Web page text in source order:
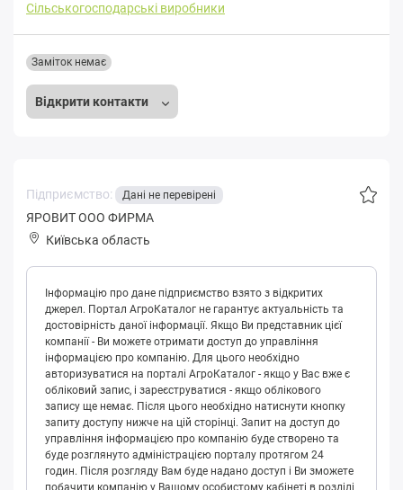
Сільськогосподарські виробники
Відкрити контакти
Заміток немає
Підприємство: Дані не перевірені
ЯРОВИТ ООО ФИРМА
Київська область
Інформацію про дане підприємство взято з відкритих
джерел. Портал АгроКаталог не гарантує актуальність та
достовірність даної інформації. Якщо Ви представник цієї
компанії - Ви можете отримати доступ до управління
інформацією про компанію. Для цього необхідно
авторизуватися на порталі АгроКаталог - якщо у Вас вже є
обліковий запис, і зареєструватися - якщо облікового
запису ще немає. Після цього необхідно натиснути кнопку
запиту доступу нижче на цій сторінці. Запит на доступ до
управління інформацією про компанію буде створено та
буде розглянуто адміністрацією порталу протягом 24
годин. Після розгляду Вам буде надано доступ і Ви зможете